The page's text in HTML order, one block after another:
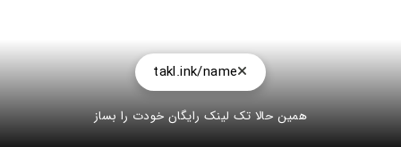
takl.ink/name
همین حالا تک لینک رایگان خودت را بساز